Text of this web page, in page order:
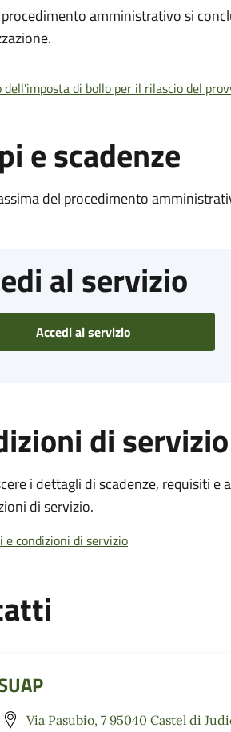
amministrativo si
dell'imposta di bollo per il rilascio del
e scadenze
del procedimento
al servizio
Accedi al servizio
di servizio
i dettagli di scadenze, requisiti
di servizio.
e condizioni di servizio
Via Pasubio, 7 95040 Castel di